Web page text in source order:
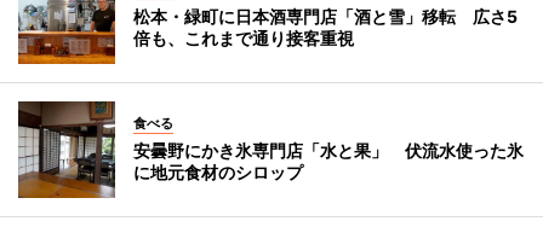
松本・緑町に日本酒専門店「酒と雪」移転 広さ5
倍も、これまで通り接客重視
食べる
安曇野にかき氷専門店「水と果」 伏流水使った氷
に地元食材のシロップ